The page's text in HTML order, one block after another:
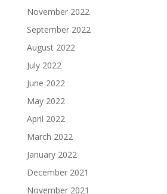
November 2022
September 2022
August 2022
July 2022
June 2022
May 2022
April 2022
March 2022
January 2022
December 2021
November 2021